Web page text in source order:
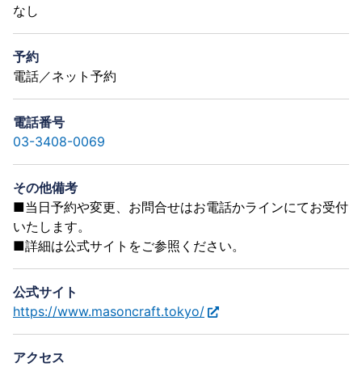
なし
予約
電話／ネット予約
電話番号
03-3408-0069
その他備考
■当日予約や変更、お問合せはお電話かラインにてお受付
いたします。
■詳細は公式サイトをご参照ください。
公式サイト
https://www.masoncraft.tokyo/
アクセス